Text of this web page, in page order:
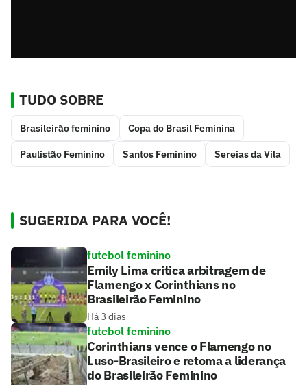
TUDO SOBRE
Brasileirão feminino Copa do Brasil Feminina
Paulistão Feminino Santos Feminino Sereias da Vila
SUGERIDA PARA VOCÊ!
futebol feminino
Emily Lima critica arbitragem de
Flamengo x Corinthians no
Brasileirão Feminino
Há 3 dias
futebol feminino
Corinthians vence o Flamengo no
Luso-Brasileiro e retoma a liderança
do Brasileirão Feminino